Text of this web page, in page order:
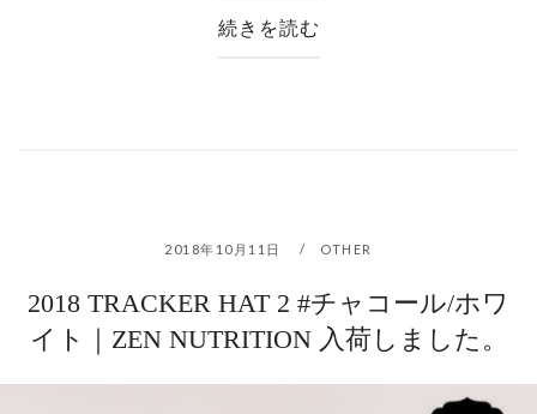
続きを読む
2018年10月11日 OTHER
2018 TRACKER HAT 2 #チャコール/ホワ
イト｜ZEN NUTRITION 入荷しました。